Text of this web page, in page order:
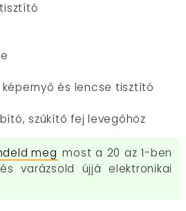
és lencse tisztító
szűkítő fej levegőhöz
meg most a 20 az 1-ben
varázsold újjá elektronikai